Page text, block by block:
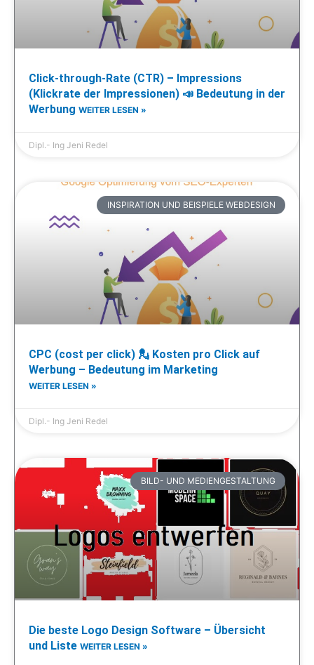
Click-through-Rate (CTR) – Impressions
(Klickrate der Impressionen) 📣 Bedeutung in der
Werbung WEITER LESEN »
Dipl.- Ing Jeni Redel
INSPIRATION UND BEISPIELE WEBDESIGN
CPC (cost per click) 💂 Kosten pro Click auf
Werbung – Bedeutung im Marketing
WEITER LESEN »
Dipl.- Ing Jeni Redel
BILD- UND MEDIENGESTALTUNG
Die beste Logo Design Software – Übersicht
und Liste WEITER LESEN »